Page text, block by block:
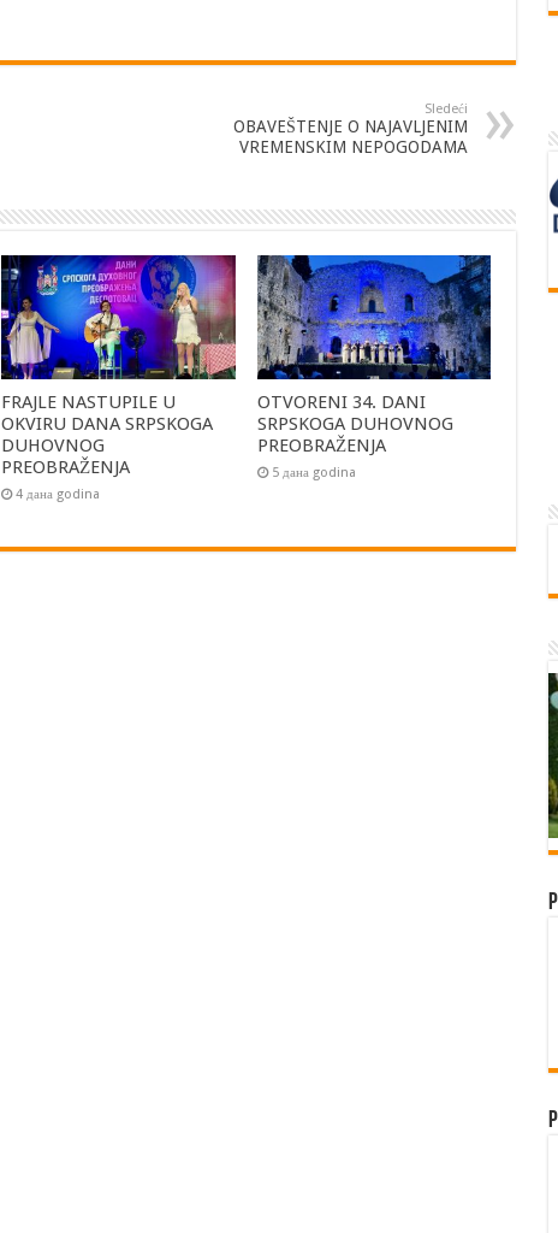
Sledeći
OBAVEŠTENJE O NAJAVLJENIM
VREMENSKIM NEPOGODAMA
FRAJLE NASTUPILE U
OKVIRU DANA SRPSKOGA
DUHOVNOG
PREOBRAŽENJA
4 дана godina
OTVORENI 34. DANI
SRPSKOGA DUHOVNOG
PREOBRAŽENJA
5 дана godina